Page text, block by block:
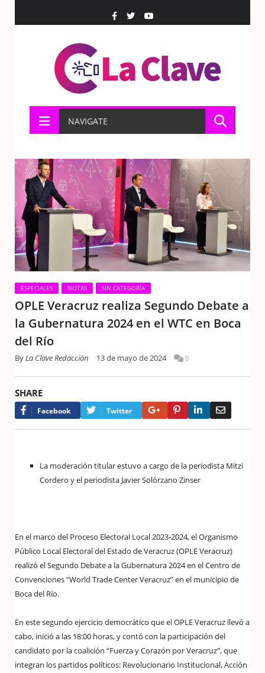
NAVIGATE
ESPECIALES NOTAS SIN CATEGORÍA
OPLE Veracruz realiza Segundo Debate a
la Gubernatura 2024 en el WTC en Boca
del Río
ByLa Clave Redacción 13 de mayo de 2024 0
SHARE
Facebook Twitter Google+PinterestLinkedIn
La moderación titular estuvo a cargo de la periodista Mitzi
Cordero y el periodista Javier Solórzano Zinser
En el marco del Proceso Electoral Local 2023-2024, el Organismo
Público Local Electoral del Estado de Veracruz (OPLE Veracruz)
realizó el Segundo Debate a la Gubernatura 2024 en el Centro de
Convenciones “World Trade Center Veracruz” en el municipio de
Boca del Río.
En este segundo ejercicio democrático que el OPLE Veracruz llevó a
cabo, inició a las 18:00 horas, y contó con la participación del
candidato por la coalición “Fuerza y Corazón por Veracruz”, que
integran los partidos políticos: Revolucionario Institucional, Acción